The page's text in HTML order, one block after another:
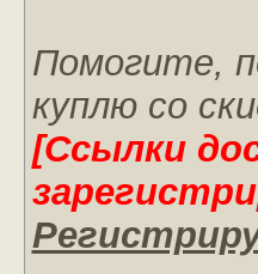
Помогите,
куплю со
[Ссылки